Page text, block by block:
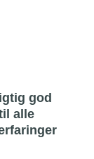
god
alle